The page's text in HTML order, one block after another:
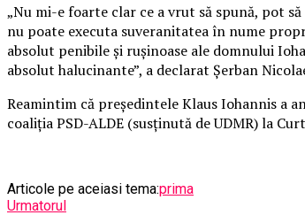
„Nu mi-e foarte clar ce a vrut să spună, pot
nu poate executa suveranitatea în nume
absolut penibile şi ruşinoase ale domnului
absolut halucinante”, a declarat Şerban
Reamintim că preşedintele Klaus Iohannis a
coaliţia PSD-ALDE (susţinută de UDMR) la
Articole pe aceiasi tema:prima
Urmatorul